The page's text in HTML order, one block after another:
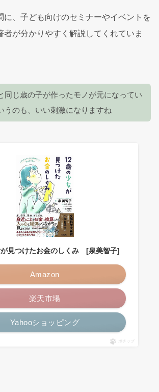
に、子ども向けのセミナーやイベントを
者が分かりやすく解説してくれていま
同じ歳の子が作ったモノが元になってい
うのも、いい刺激になりますね
が見つけたお金のしくみ [泉美智子]
Amazon
楽天市場
Yahooショッピング
ポチップ